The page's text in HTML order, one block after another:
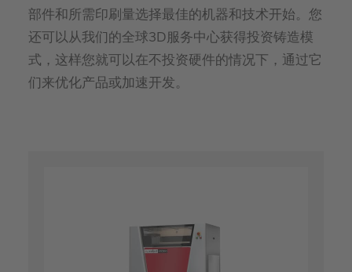
部件和所需印刷量选择最佳的机器和技术开始。您
还可以从我们的全球3D服务中心获得投资铸造模
式，这样您就可以在不投资硬件的情况下，通过它
们来优化产品或加速开发。